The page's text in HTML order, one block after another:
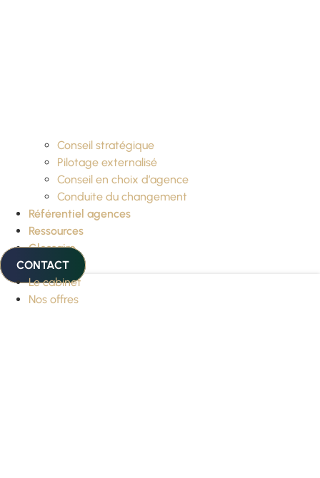
Conseil stratégique
Pilotage externalisé
Conseil en choix d’agence
Conduite du changement
Référentiel agences
Ressources
Glossaire
CONTACT
Le cabinet
Nos offres